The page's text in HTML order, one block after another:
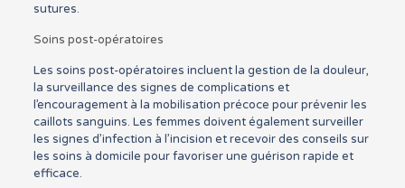
sutures.
Soins post-opératoires
Les soins post-opératoires incluent la gestion de la douleur,
la surveillance des signes de complications et
l’encouragement à la mobilisation précoce pour prévenir les
caillots sanguins. Les femmes doivent également surveiller
les signes d’infection à l’incision et recevoir des conseils sur
les soins à domicile pour favoriser une guérison rapide et
efficace.